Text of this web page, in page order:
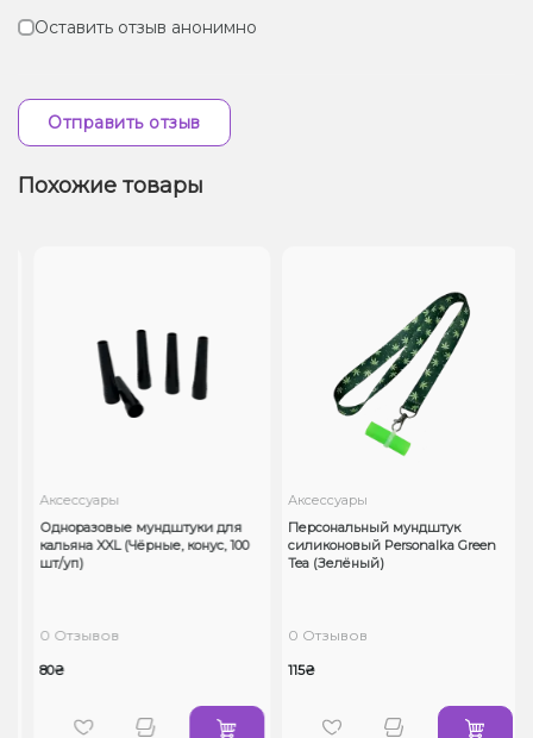
Оставить отзыв анонимно
Отправить отзыв
Похожие товары
Аксессуары
Одноразовые мундштуки для
кальяна XXL (Чёрные, конус, 100
шт/уп)
0 Отзывов
80₴
Аксессуары
Персональный мундштук
силиконовый Personalka Green
Tea (Зелёный)
0 Отзывов
115₴